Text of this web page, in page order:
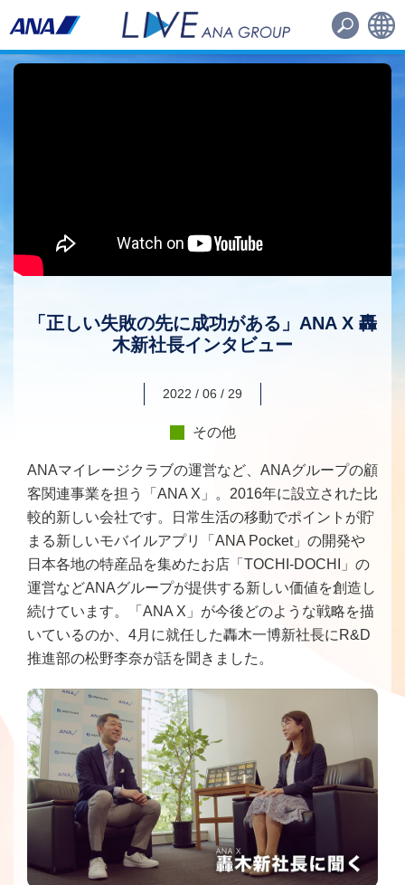
日本語 English
路線・機材
「正しい失敗の先に成功がある」 ANA X 轟
木新社長インタビュー
2022 / 06 / 29
その他
ANAマイレージクラブの運営など、ANAグループの顧
客関連事業を担う「ANA X」。2016年に設立された比
較的新しい会社です。日常生活の移動でポイントが貯
まる新しいモバイルアプリ「ANA Pocket」の開発や
日本各地の特産品を集めたお店「TOCHI-DOCHI」の
運営などANAグループが提供する新しい価値を創造し
続けています。「ANA X」が今後どのような戦略を描
いているのか、4月に就任した轟木一博新社長にR&D
推進部の松野李奈が話を聞きました。